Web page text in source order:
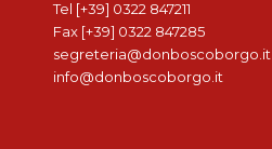
Tel [+39] 0322 847211
Fax [+39] 0322 847285
segreteria@donboscoborgo.it
info@donboscoborgo.it